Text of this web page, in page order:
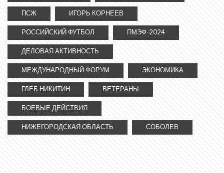
ПСЖ ИГОРЬ КОРНЕЕВ
РОССИЙСКИЙ ФУТБОЛ ПМЭФ-2024
ДЕЛОВАЯ АКТИВНОСТЬ
МЕЖДУНАРОДНЫЙ ФОРУМ ЭКОНОМИКА
ГЛЕБ НИКИТИН ВЕТЕРАНЫ
БОЕВЫЕ ДЕЙСТВИЯ
НИЖЕГОРОДСКАЯ ОБЛАСТЬ СОБОЛЕВ